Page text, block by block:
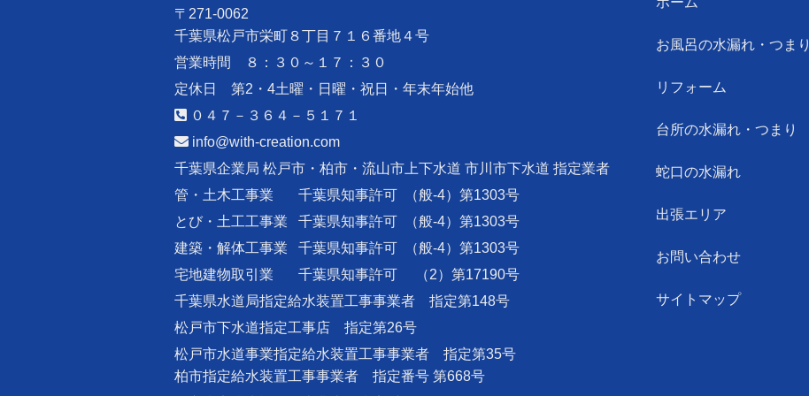
〒271-0062
千葉県松戸市栄町８丁目７１６番地４号
営業時間 ８：３０～１７：３０
定休日 第2・4土曜・日曜・祝日・年末年始他
０４７－３６４－５１７１
info@with-creation.com
千葉県企業局 松戸市・柏市・流山市上下水道 市川市下水道 指定業者
管・土木工事業
千葉県知事許可
（般-4）第1303号
とび・土工工事業
千葉県知事許可
（般-4）第1303号
建築・解体工事業
千葉県知事許可
（般-4）第1303号
宅地建物取引業
千葉県知事許可
（2）第17190号
千葉県水道局指定給水装置工事事業者 指定第148号
松戸市下水道指定工事店 指定第26号
松戸市水道事業指定給水装置工事事業者 指定第35号
柏市指定給水装置工事事業者 指定番号 第668号
お風呂の水漏れ・つまり
リフォーム
台所の水漏れ・つまり
蛇口の水漏れ
出張エリア
お問い合わせ
サイトマップ